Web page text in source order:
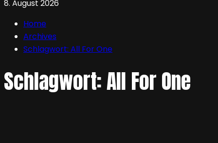
8. August 2026
Home
Archives
Schlagwort: All For One
Schlagwort:All For One